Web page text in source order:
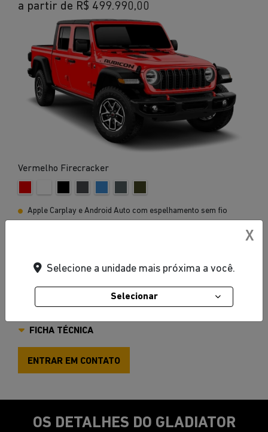
a partir de R$ 499.990,00
Vermelho Firecracker
Apple Carplay e Android Auto com espelhamento sem fio
Cobertura do teto em material rigido e na cor preta
FICHA TÉCNICA
ENTRAR EM CONTATO
OS DETALHES DO GLADIATOR
X
Selecione a unidade mais próxima a você.
Selecionar